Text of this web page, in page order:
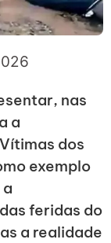
nas
a
dos
exemplo
feridas do
a realidade